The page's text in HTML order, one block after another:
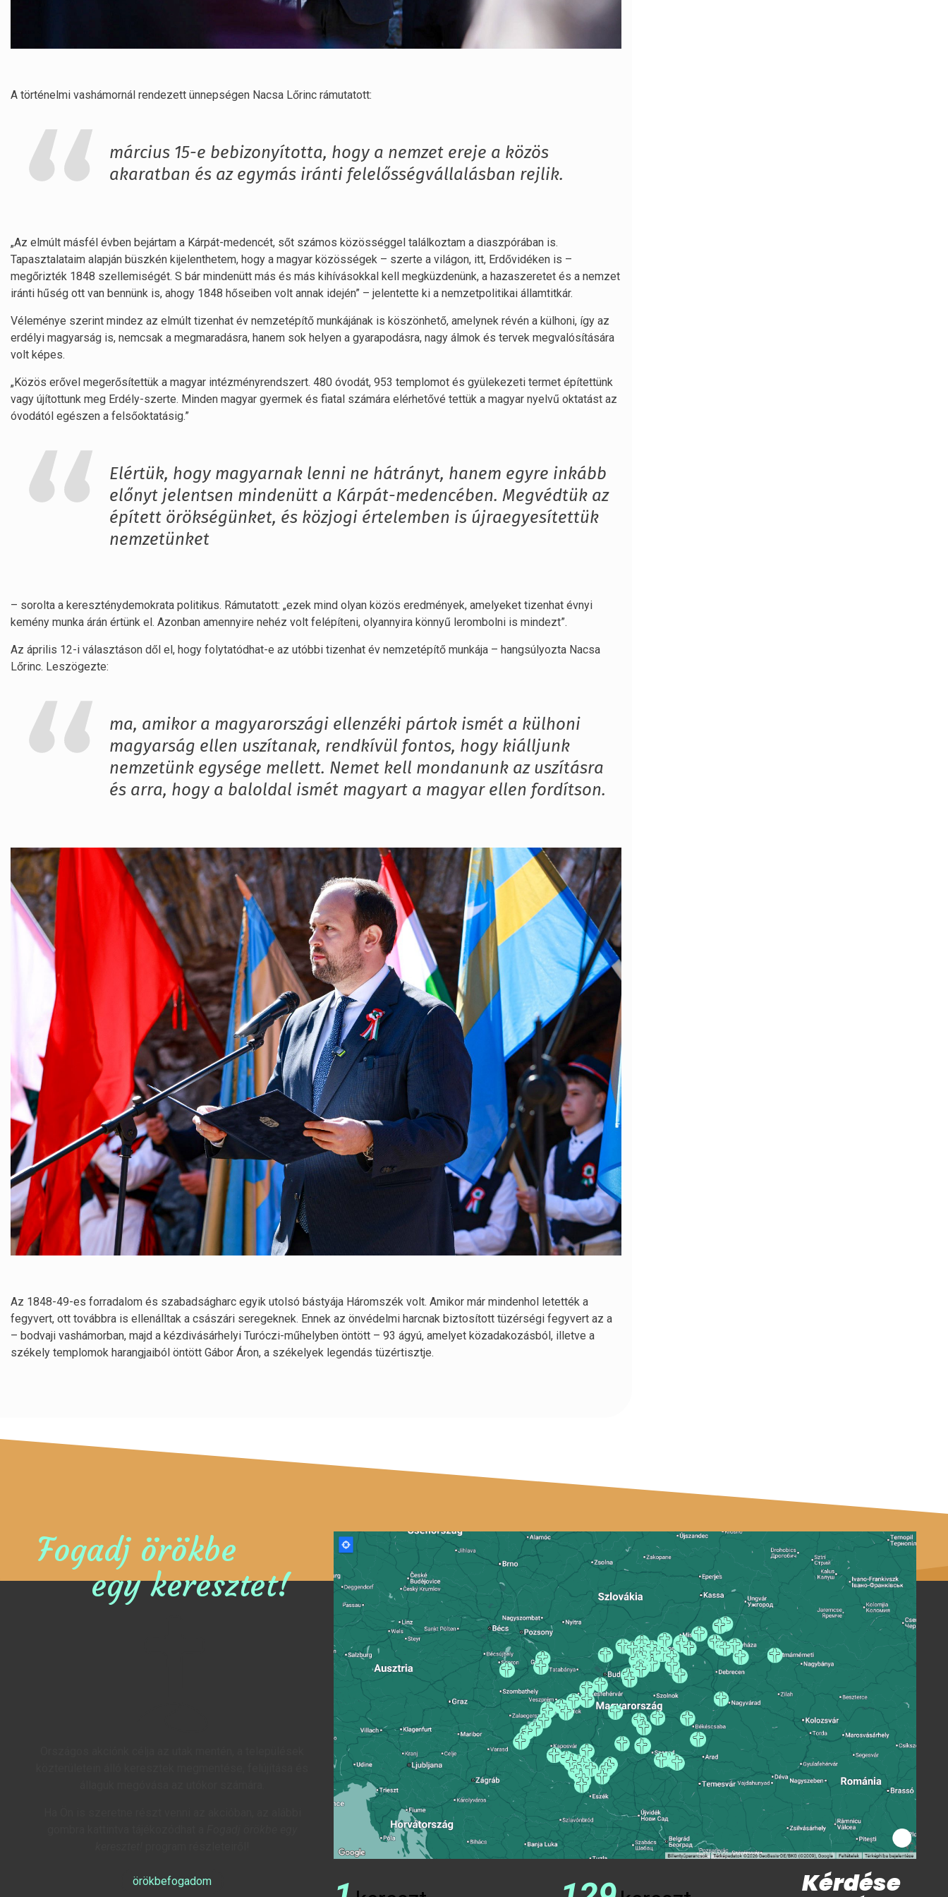
A történelmi vashámornál rendezett ünnepségen Nacsa Lőrinc rámutatott:
március 15-e bebizonyította, hogy a nemzet ereje a közös
akaratban és az egymás iránti felelősségvállalásban rejlik.
„Az elmúlt másfél évben bejártam a Kárpát-medencét, sőt számos közösséggel találkoztam a diaszpórában is.
Tapasztalataim alapján büszkén kijelenthetem, hogy a magyar közösségek – szerte a világon, itt, Erdővidéken is –
megőrizték 1848 szellemiségét. S bár mindenütt más és más kihívásokkal kell megküzdenünk, a hazaszeretet és a nemzet
iránti hűség ott van bennünk is, ahogy 1848 hőseiben volt annak idején” – jelentette ki a nemzetpolitikai államtitkár.
Véleménye szerint mindez az elmúlt tizenhat év nemzetépítő munkájának is köszönhető, amelynek révén a külhoni, így az
erdélyi magyarság is, nemcsak a megmaradásra, hanem sok helyen a gyarapodásra, nagy álmok és tervek megvalósítására
volt képes.
„Közös erővel megerősítettük a magyar intézményrendszert. 480 óvodát, 953 templomot és gyülekezeti termet építettünk
vagy újítottunk meg Erdély-szerte. Minden magyar gyermek és fiatal számára elérhetővé tettük a magyar nyelvű oktatást az
óvodától egészen a felsőoktatásig.”
Elértük, hogy magyarnak lenni ne hátrányt, hanem egyre inkább
előnyt jelentsen mindenütt a Kárpát-medencében. Megvédtük az
épített örökségünket, és közjogi értelemben is újraegyesítettük
nemzetünket
– sorolta a kereszténydemokrata politikus. Rámutatott: „ezek mind olyan közös eredmények, amelyeket tizenhat évnyi
kemény munka árán értünk el. Azonban amennyire nehéz volt felépíteni, olyannyira könnyű lerombolni is mindezt”.
Az április 12-i választáson dől el, hogy folytatódhat-e az utóbbi tizenhat év nemzetépítő munkája – hangsúlyozta Nacsa
Lőrinc. Leszögezte:
ma, amikor a magyarországi ellenzéki pártok ismét a külhoni
magyarság ellen uszítanak, rendkívül fontos, hogy kiálljunk
nemzetünk egysége mellett. Nemet kell mondanunk az uszításra
és arra, hogy a baloldal ismét magyart a magyar ellen fordítson.
Az 1848-49-es forradalom és szabadságharc egyik utolsó bástyája Háromszék volt. Amikor már mindenhol letették a
fegyvert, ott továbbra is ellenálltak a császári seregeknek. Ennek az önvédelmi harcnak biztosított tüzérségi fegyvert az a
– bodvaji vashámorban, majd a kézdivásárhelyi Turóczi-műhelyben öntött – 93 ágyú, amelyet közadakozásból, illetve a
székely templomok harangjaiból öntött Gábor Áron, a székelyek legendás tüzértisztje.
Fogadj örökbe
egy keresztet!
örökbefogadom
Kérdése